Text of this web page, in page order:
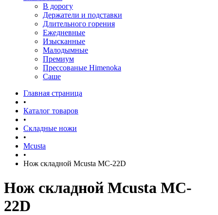
В дорогу
Держатели и подставки
Длительного горения
Ежедневные
Изысканные
Малодымные
Премиум
Прессованые Himenoka
Саше
Главная страница
•
Каталог товаров
•
Складные ножи
•
Mcusta
•
Нож складной Mcusta MC-22D
Нож складной Mcusta MC-
22D